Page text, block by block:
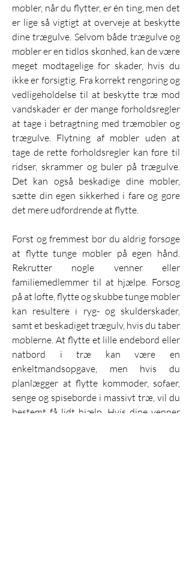
møbler, når du flytter, er én ting, men det
er lige så vigtigt at overveje at beskytte
dine trægulve. Selvom både trægulve og
møbler er en tidløs skønhed, kan de være
meget modtagelige for skader, hvis du
ikke er forsigtig. Fra korrekt rengøring og
vedligeholdelse til at beskytte træ mod
vandskader er der mange forholdsregler
at tage i betragtning med træmøbler og
trægulve. Flytning af møbler uden at
tage de rette forholdsregler kan føre til
ridser, skrammer og buler på trægulve.
Det kan også beskadige dine møbler,
sætte din egen sikkerhed i fare og gøre
det mere udfordrende at flytte.
Først og fremmest bør du aldrig forsøge
at flytte tunge møbler på egen hånd.
Rekrutter nogle venner eller
familiemedlemmer til at hjælpe. Forsøg
på at løfte, flytte og skubbe tunge møbler
kan resultere i ryg- og skulderskader,
samt et beskadiget trægulv, hvis du taber
møblerne. At flytte et lille endebord eller
natbord i træ kan være en
enkeltmandsopgave, men hvis du
planlægger at flytte kommoder, sofaer,
senge og spiseborde i massivt træ, vil du
bestemt få lidt hjælp. Hvis dine venner